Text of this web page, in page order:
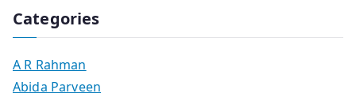
Categories
A R Rahman
Abida Parveen